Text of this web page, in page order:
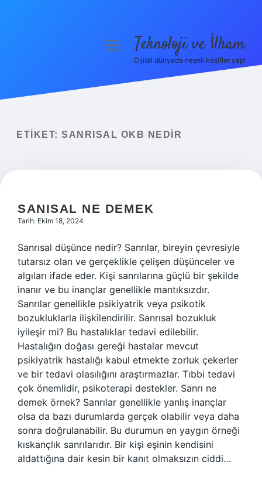
Yasal Uyarı
menüyüTeknoloji ve İlham
Dijital dünyada neşeli keşifler yap!
ETIKET: SANRISAL OKB NEDIR
SANISAL NE DEMEK
Tarih: Ekim 18, 2024
Sanrısal düşünce nedir? Sanrılar, bireyin çevresiyle
tutarsız olan ve gerçeklikle çelişen düşünceler ve
algıları ifade eder. Kişi sanrılarına güçlü bir şekilde
inanır ve bu inançlar genellikle mantıksızdır.
Sanrılar genellikle psikiyatrik veya psikotik
bozukluklarla ilişkilendirilir. Sanrısal bozukluk
iyileşir mi? Bu hastalıklar tedavi edilebilir.
Hastalığın doğası gereği hastalar mevcut
psikiyatrik hastalığı kabul etmekte zorluk çekerler
ve bir tedavi olasılığını araştırmazlar. Tıbbi tedavi
çok önemlidir, psikoterapi destekler. Sanrı ne
demek örnek? Sanrılar genellikle yanlış inançlar
olsa da bazı durumlarda gerçek olabilir veya daha
sonra doğrulanabilir. Bu durumun en yaygın örneği
kıskançlık sanrılarıdır. Bir kişi eşinin kendisini
aldattığına dair kesin bir kanıt olmaksızın ciddi…